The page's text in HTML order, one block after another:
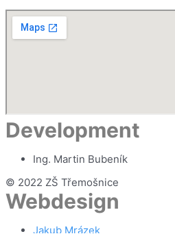
Development
Ing. Martin Bubeník
© 2022 ZŠ Třemošnice
Webdesign
Jakub Mrázek